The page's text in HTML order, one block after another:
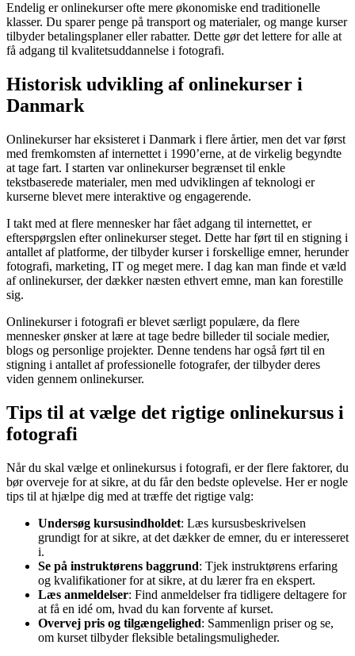
Endelig er onlinekurser ofte mere økonomiske end traditionelle
klasser. Du sparer penge på transport og materialer, og mange kurser
tilbyder betalingsplaner eller rabatter. Dette gør det lettere for alle at
få adgang til kvalitetsuddannelse i fotografi.
Historisk udvikling af onlinekurser i
Danmark
Onlinekurser har eksisteret i Danmark i flere årtier, men det var først
med fremkomsten af internettet i 1990’erne, at de virkelig begyndte
at tage fart. I starten var onlinekurser begrænset til enkle
tekstbaserede materialer, men med udviklingen af teknologi er
kurserne blevet mere interaktive og engagerende.
I takt med at flere mennesker har fået adgang til internettet, er
efterspørgslen efter onlinekurser steget. Dette har ført til en stigning i
antallet af platforme, der tilbyder kurser i forskellige emner, herunder
fotografi, marketing, IT og meget mere. I dag kan man finde et væld
af onlinekurser, der dækker næsten ethvert emne, man kan forestille
sig.
Onlinekurser i fotografi er blevet særligt populære, da flere
mennesker ønsker at lære at tage bedre billeder til sociale medier,
blogs og personlige projekter. Denne tendens har også ført til en
stigning i antallet af professionelle fotografer, der tilbyder deres
viden gennem onlinekurser.
Tips til at vælge det rigtige onlinekursus i
fotografi
Når du skal vælge et onlinekursus i fotografi, er der flere faktorer, du
bør overveje for at sikre, at du får den bedste oplevelse. Her er nogle
tips til at hjælpe dig med at træffe det rigtige valg:
Undersøg kursusindholdet: Læs kursusbeskrivelsen
grundigt for at sikre, at det dækker de emner, du er interesseret
i.
Se på instruktørens baggrund: Tjek instruktørens erfaring
og kvalifikationer for at sikre, at du lærer fra en ekspert.
Læs anmeldelser: Find anmeldelser fra tidligere deltagere for
at få en idé om, hvad du kan forvente af kurset.
Overvej pris og tilgængelighed: Sammenlign priser og se,
om kurset tilbyder fleksible betalingsmuligheder.